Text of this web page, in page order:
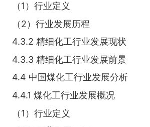
（1）行业定义
（2）行业发展历程
4.3.2 精细化工行业发展现状
4.3.3 精细化工行业发展前景
4.4 中国煤化工行业发展分析
4.4.1 煤化工行业发展概况
（1）行业定义